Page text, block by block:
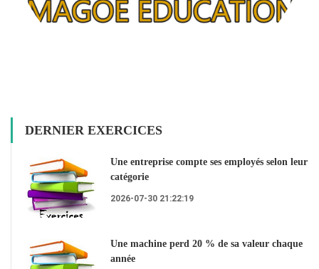
DERNIER EXERCICES
Une entreprise compte ses employés selon leur
catégorie
2026-07-30 21:22:19
Une machine perd 20 % de sa valeur chaque
année